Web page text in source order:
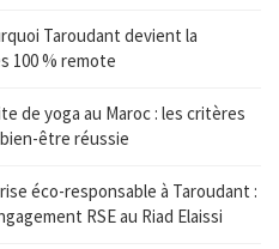
Taroudant devient la
100 % remote
de yoga au Maroc : les critères
être réussie
éco-responsable à Taroudant :
RSE au Riad Elaissi